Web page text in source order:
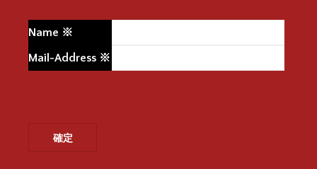
Name ※
Mail-Address ※